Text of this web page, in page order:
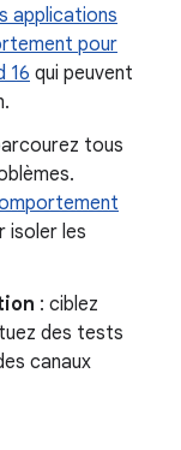
applications
pour
16 qui peuvent
tous
isoler les
: ciblez
des tests
canaux